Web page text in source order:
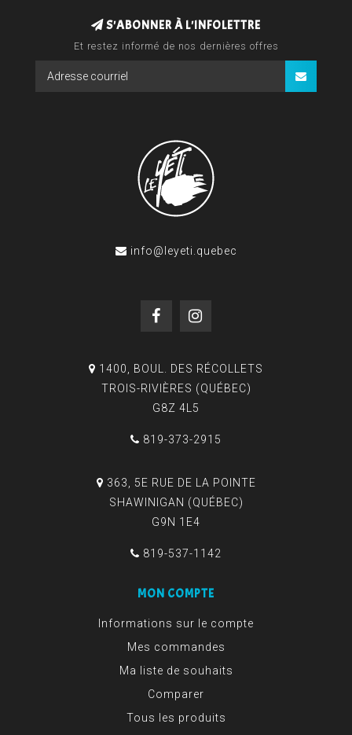
S'ABONNER À L'INFOLETTRE
Et restez informé de nos dernières offres
info@leyeti.quebec
1400, BOUL. DES RÉCOLLETS
TROIS-RIVIÈRES (QUÉBEC)
G8Z 4L5
819-373-2915
363, 5E RUE DE LA POINTE
SHAWINIGAN (QUÉBEC)
G9N 1E4
819-537-1142
MON COMPTE
Informations sur le compte
Mes commandes
Ma liste de souhaits
Comparer
Tous les produits